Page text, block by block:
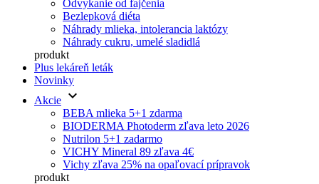
Odvykanie od fajčenia
Bezlepková diéta
Náhrady mlieka, intolerancia laktózy
Náhrady cukru, umelé sladidlá
produkt
Plus lekáreň leták
Novinky
Akcie keyboard_arrow_down
BEBA mlieka 5+1 zdarma
BIODERMA Photoderm zľava leto 2026
Nutrilon 5+1 zadarmo
VICHY Mineral 89 zľava 4€
Vichy zľava 25% na opaľovací prípravok
produkt